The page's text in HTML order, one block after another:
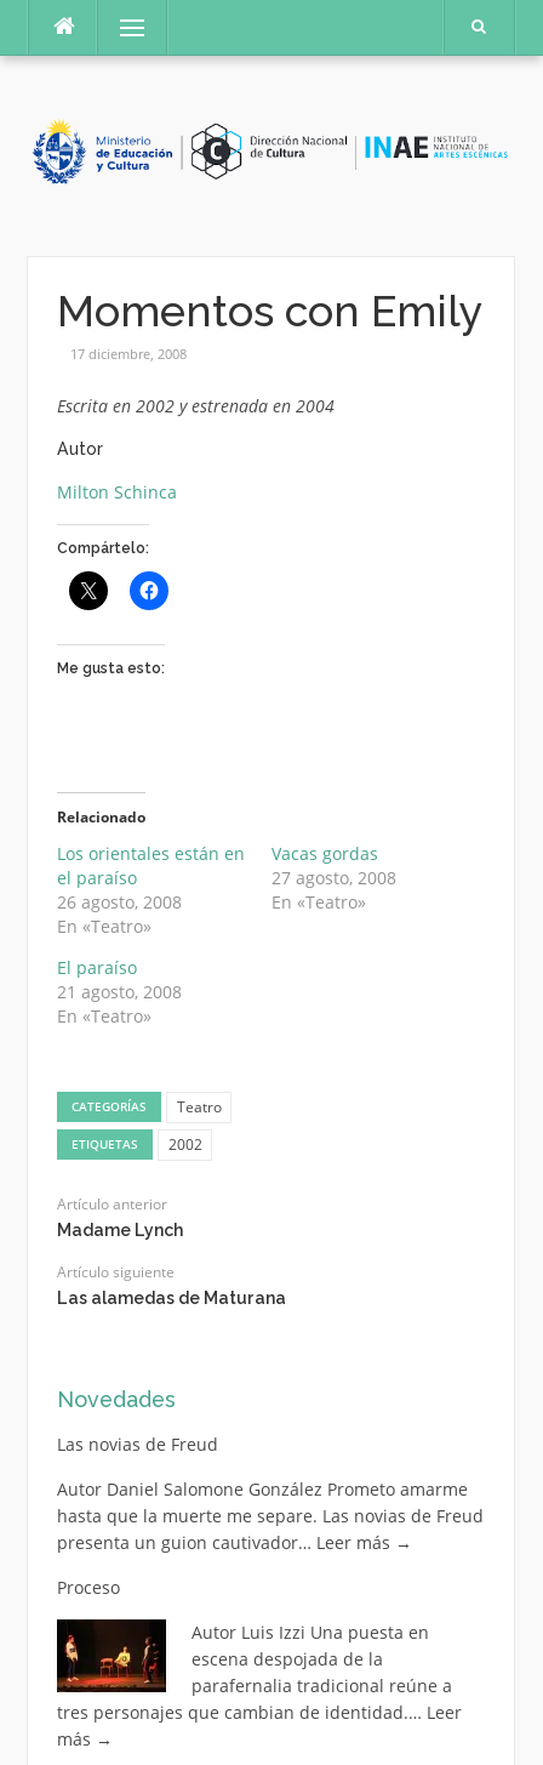
contenido
Menú
Momentos con Emily
17 diciembre, 2008
Escrita en 2002 y estrenada en 2004
Autor
Milton Schinca
Compártelo:
Me gusta esto:
Relacionado
Los orientales están en
el paraíso
26 agosto, 2008
En «Teatro»
Vacas gordas
27 agosto, 2008
En «Teatro»
El paraíso
21 agosto, 2008
En «Teatro»
CATEGORÍAS Teatro
ETIQUETAS 2002
Artículo anterior
Madame Lynch
Artículo siguiente
Las alamedas de Maturana
Novedades
Las novias de Freud
Autor Daniel Salomone González Prometo amarme
hasta que la muerte me separe. Las novias de Freud
presenta un guion cautivador… Leer más →
Proceso
Autor Luis Izzi Una puesta en
escena despojada de la
parafernalia tradicional reúne a
tres personajes que cambian de identidad.… Leer
más →